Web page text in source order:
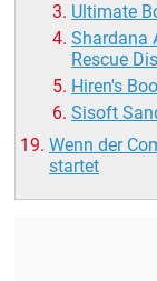
Ultimate
Shardana
Rescue
Hiren's
Sisoft
Wenn der
startet